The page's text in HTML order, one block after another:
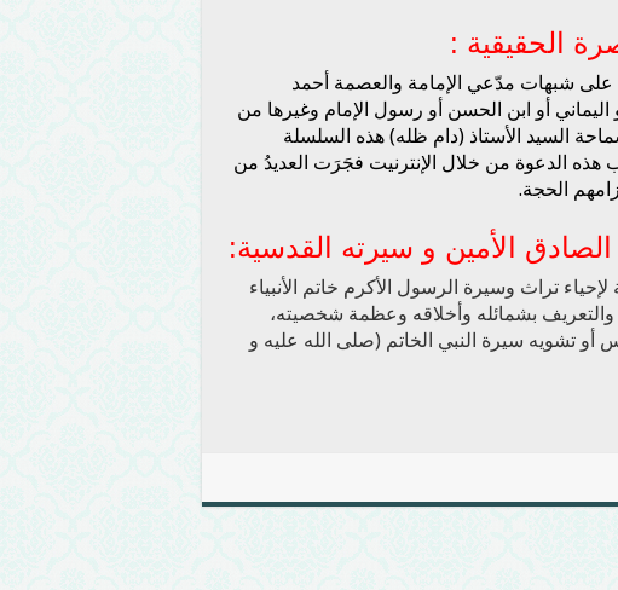
الحقيقية :
على شبهات مدّعي الإمامة والعصمة أحمد
أو ابن الحسن أو رسول الإمام وغيرها من
السيد الأستاذ (دام ظله) هذه السلسلة
هذه الدعوة من خلال الإنترنيت فجَرَت العديدُ من
الحجة.
الأمين و سيرته القدسية:
تراث وسيرة الرسول الأكرم خاتم الأنبياء
بشمائله وأخلاقه وعظمة شخصيته،
تشويه سيرة النبي الخاتم (صلى الله عليه و